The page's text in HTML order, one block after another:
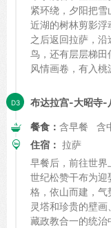
紧环绕，夕阳把雪
近湖的树林剪影浮
之后返回拉萨，
鸟，还有层层梯田
风情画卷，有入桃
布达拉宫-大昭寺-
餐食： 含早餐 含
住宿： 拉萨
早餐后，前往世
世纪松赞干布为
格，依山而建，
灵塔和珍贵的壁
藏政教合一的统治